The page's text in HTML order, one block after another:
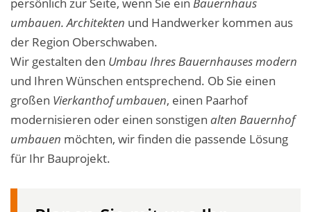
persönlich zur Seite, wenn Sie ein Bauernhaus
umbauen. Architekten und Handwerker kommen aus
der Region Oberschwaben.
Wir gestalten den Umbau Ihres Bauernhauses modern
und Ihren Wünschen entsprechend. Ob Sie einen
großen Vierkanthof umbauen, einen Paarhof
modernisieren oder einen sonstigen alten Bauernhof
umbauen möchten, wir finden die passende Lösung
für Ihr Bauprojekt.